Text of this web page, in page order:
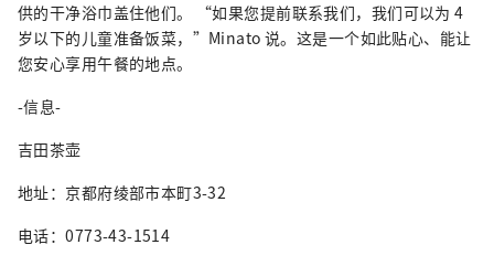
供的干净浴巾盖住他们。 “如果您提前联系我们，我们可以为 4
岁以下的儿童准备饭菜，”Minato 说。这是一个如此贴心、能让
您安心享用午餐的地点。
-信息-
吉田茶壶
地址：京都府绫部市本町3-32
电话：0773-43-1514